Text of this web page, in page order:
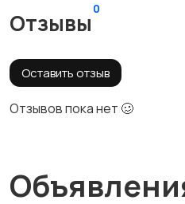
Отзывы
0
Оставить отзыв
Отзывов пока нет 🥴